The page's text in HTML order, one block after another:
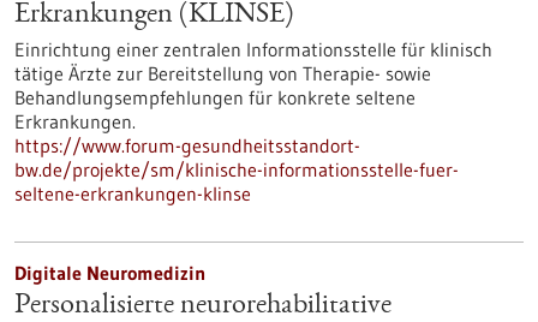
Erkrankungen (KLINSE)
Einrichtung einer zentralen Informationsstelle für klinisch
tätige Ärzte zur Bereitstellung von Therapie- sowie
Behandlungsempfehlungen für konkrete seltene
Erkrankungen.
https://www.forum-gesundheitsstandort-
bw.de/projekte/sm/klinische-informationsstelle-fuer-
seltene-erkrankungen-klinse
Digitale Neuromedizin
Personalisierte neurorehabilitative